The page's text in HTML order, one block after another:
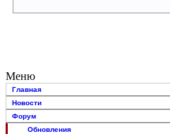
Меню
Главная
Новости
Форум
Обновления